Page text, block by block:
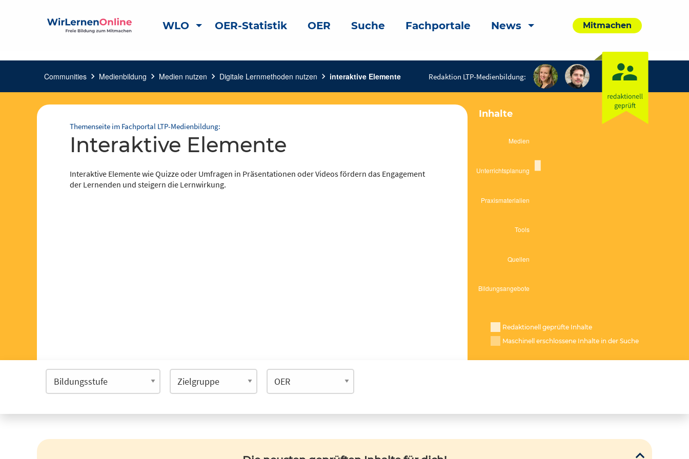
WLO OER-Statistik OER Suche Fachportale News Mitmachen
Communities chevron_right Medienbildung chevron_right Medien nutzen chevron_right Digitale Lernmethoden nutzen chevron_right interaktive Elemente Redaktion LTP-Medienbildung:
Themenseite im Fachportal LTP-Medienbildung:
interaktive Elemente
Interaktive Elemente wie Quizze oder Umfragen in Präsentationen oder Videos fördern das Engagement
der Lernenden und steigern die Lernwirkung.
Inhalte
Redaktionell geprüfte Inhalte
Maschinell erschlossene Inhalte in der Suche